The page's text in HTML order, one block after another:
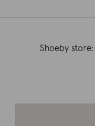
Shoeby store: